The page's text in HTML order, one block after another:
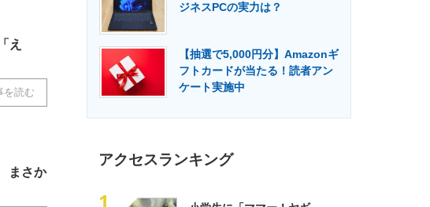
エネルギーの専門メディア 建設×テクノロジーの最前線
え
を読む
まさか
ジネスPCの実力は？
【抽選で5,000円分】Amazonギ
フトカードが当たる！読者アン
ケート実施中
アクセスランキング
1